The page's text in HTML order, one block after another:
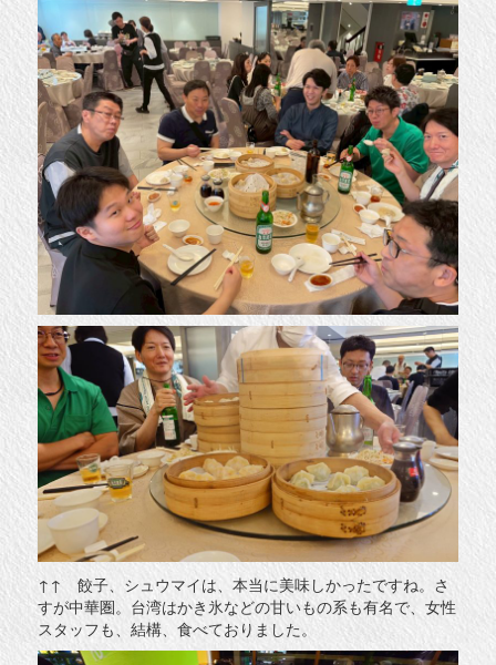
↑↑ 餃子、シュウマイは、本当に美味しかったですね。さ
すが中華圏。台湾はかき氷などの甘いもの系も有名で、女性
スタッフも、結構、食べておりました。